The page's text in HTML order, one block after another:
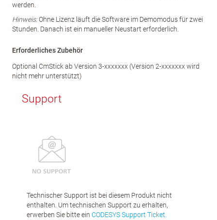
werden.
Hinweis:Ohne Lizenz läuft die Software im Demomodus für zwei
Stunden. Danach ist ein manueller Neustart erforderlich.
Erforderliches Zubehör
Optional CmStick ab Version 3-xxxxxxx (Version 2-xxxxxxx wird
nicht mehr unterstützt)
Support
Technischer Support ist bei diesem Produkt nicht
enthalten. Um technischen Support zu erhalten,
erwerben Sie bitte ein CODESYS Support Ticket.